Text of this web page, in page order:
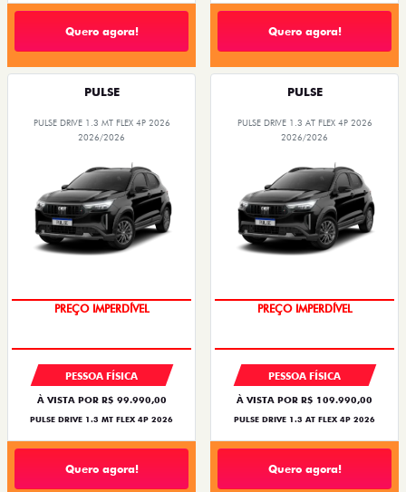
Quero agora! Quero agora!
PULSE
PULSE DRIVE 1.3 MT FLEX 4P 2026
2026/2026
OPORTUNIDADE
PESSOA FÍSICA
À VISTA POR R$ 99.990,00
PULSE DRIVE 1.3 MT FLEX 4P 2026
Quero agora!
PULSE
PULSE DRIVE 1.3 AT FLEX 4P 2026
2026/2026
O SUV AUTOMÁTICO MAIS
PESSOA FÍSICA
À VISTA POR R$ 109.990,00
PULSE DRIVE 1.3 AT FLEX 4P 2026
Quero agora!